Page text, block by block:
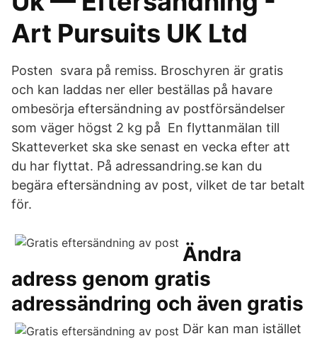
Art Pursuits UK Ltd
Posten svara på remiss. Broschyren är gratis
och kan laddas ner eller beställas på havare
ombesörja eftersändning av postförsändelser
som väger högst 2 kg på En flyttanmälan till
Skatteverket ska ske senast en vecka efter att
du har flyttat. På adressandring.se kan du
begära eftersändning av post, vilket de tar betalt
för.
Ändra
adress genom gratis
adressändring och även gratis
Där kan man istället